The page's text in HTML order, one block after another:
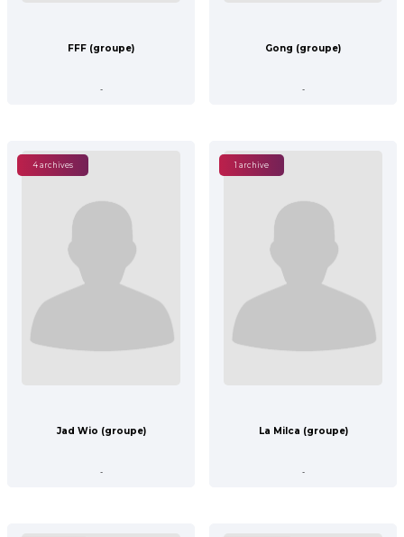
FFF (groupe)
-
Gong (groupe)
-
4 archives
Jad Wio (groupe)
-
1 archive
La Milca (groupe)
-